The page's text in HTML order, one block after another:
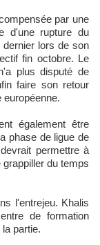
par une
d'une rupture du
dernier lors de son
fin octobre. Le
plus disputé de
faire son retour
européenne.​
également être
phase de ligue de
permettre à
du temps
l'entrejeu. Khalis
de formation
partie.​